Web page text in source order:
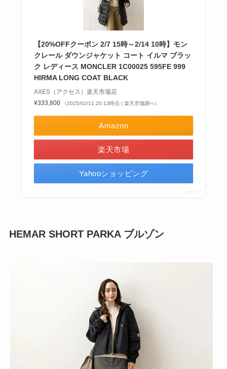
【20%OFFクーポン 2/7 15時～2/14 10時】モン
クレール ダウンジャケット コート イルマ ブラッ
ク レディース MONCLER 1C00025 595FE 999
HIRMA LONG COAT BLACK
AXES（アクセス）楽天市場店
¥333,800
（2025/02/11 20:13時点 | 楽天市場調べ）
Amazon
楽天市場
Yahooショッピング
ポチップ
HEMAR SHORT PARKA ブルゾン